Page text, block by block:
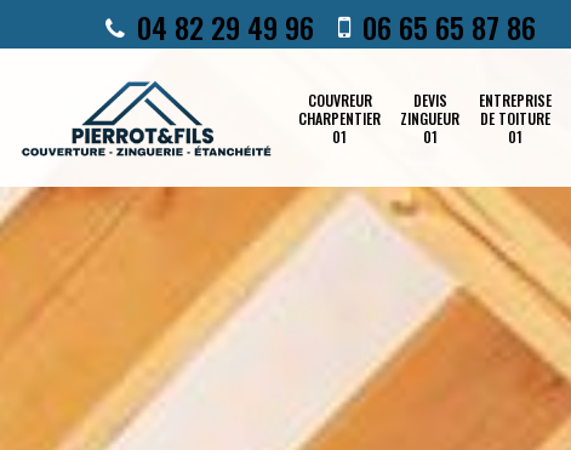
04 82 29 49 96 06 65 65 87 86
COUVREUR
CHARPENTIER
01
DEVIS
ZINGUEUR
01
ENTREPRISE
DE TOITURE
01